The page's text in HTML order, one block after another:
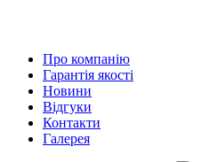
Про компанію
Гарантія якості
Новини
Відгуки
Контакти
Галерея